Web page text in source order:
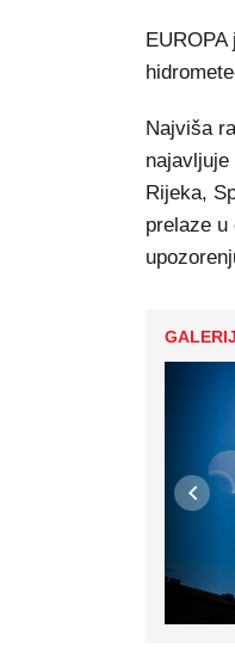
EUROPA
Najviša
Rijeka,
prelaze